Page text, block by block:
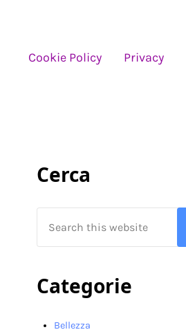
Cookie Policy Privacy
Cerca
Categorie
Bellezza